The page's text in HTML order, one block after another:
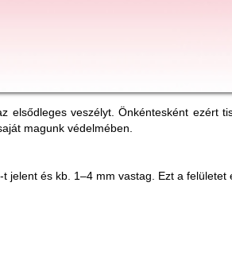
veszélyt. Önkéntesként ezért
magunk védelmében.
és kb. 1–4 mm vastag. Ezt a felületet